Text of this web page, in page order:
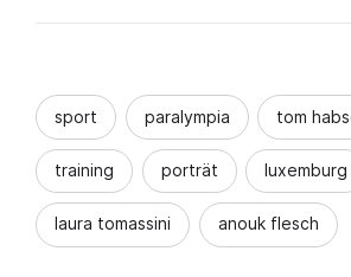
sport paralympia tom
training porträt luxemburg
laura tomassini anouk flesch